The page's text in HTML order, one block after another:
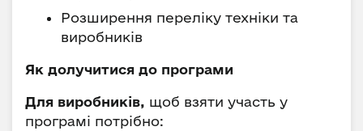
Розширення переліку техніки та
виробників
Як долучитися до програми
Для виробників, щоб взяти участь у
програмі потрібно: